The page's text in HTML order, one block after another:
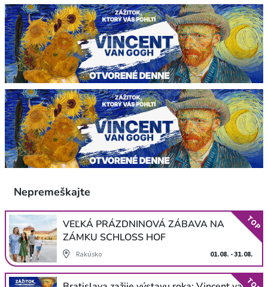
Nepremeškajte
VEĽKÁ PRÁZDNINOVÁ ZÁBAVA NA
ZÁMKU SCHLOSS HOF
Rakúsko 01.08. - 31.08.
TOP